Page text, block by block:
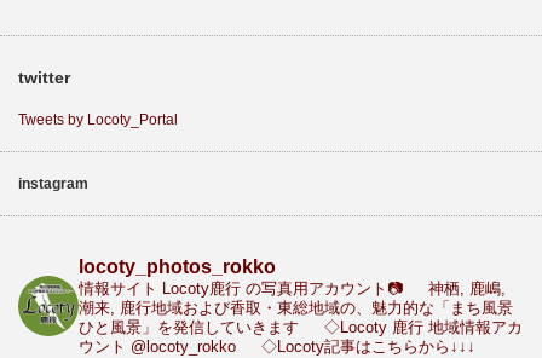
twitter
Tweets by Locoty_Portal
instagram
locoty_photos_rokko
情報サイト Locoty鹿行 の写真用アカウント📷
神栖, 鹿嶋,
潮来, 鹿行地域および香取・東総地域の、魅力的な「まち風景
ひと風景」を発信していきます
◇Locoty 鹿行 地域情報アカ
ウント @locoty_rokko ◇Locoty記事はこちらから↓↓↓